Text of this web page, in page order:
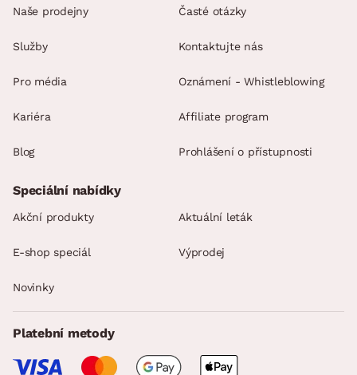
Naše prodejny
Služby
Pro média
Kariéra
Blog
Časté otázky
Kontaktujte nás
Oznámení - Whistleblowing
Affiliate program
Prohlášení o přístupnosti
Speciální nabídky
Akční produkty Aktuální leták
E-shop speciál Výprodej
Novinky
Platební metody